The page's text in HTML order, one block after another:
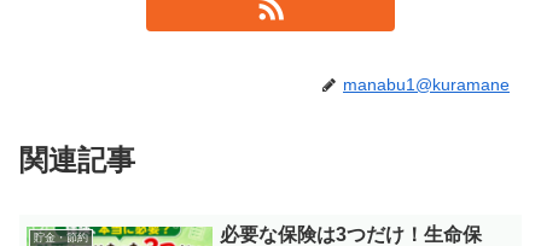
manabu1@kuramane
関連記事
貯金・節約
必要な保険は3つだけ！生命保